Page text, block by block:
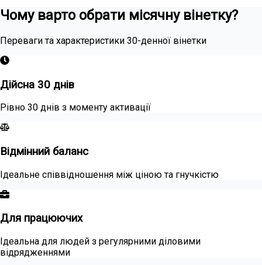
Чому варто обрати місячну вінетку?
Переваги та характеристики 30-денної вінетки
Дійсна 30 днів
Рівно 30 днів з моменту активації
Відмінний баланс
Ідеальне співвідношення між ціною та гнучкістю
Для працюючих
Ідеальна для людей з регулярними діловими
відрядженнями